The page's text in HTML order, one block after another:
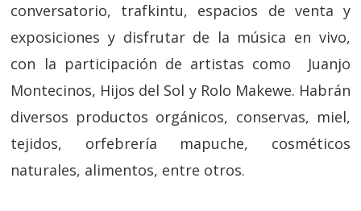
conversatorio, trafkintu, espacios de venta y
exposiciones y disfrutar de la música en vivo,
con la participación de artistas como Juanjo
Montecinos, Hijos del Sol y Rolo Makewe. Habrán
diversos productos orgánicos, conservas, miel,
tejidos, orfebrería mapuche, cosméticos
naturales, alimentos, entre otros.